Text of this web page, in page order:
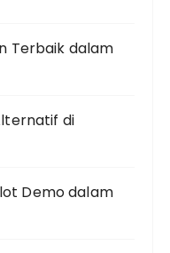
Terbaik dalam
di
Demo dalam